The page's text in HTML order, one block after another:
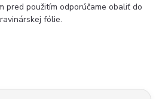
pred použitím odporúčame obaliť do
fólie.